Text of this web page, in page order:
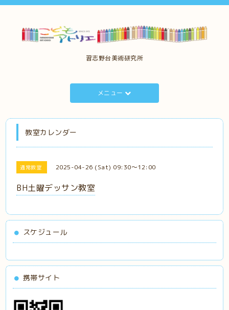
習志野台美術研究所
メニュー
教室カレンダー
通常教室 2025-04-26 (Sat) 09:30～12:00
BH土曜デッサン教室
スケジュール
携帯サイト